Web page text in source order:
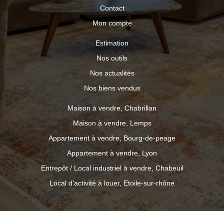
Contact
Mon compte
Estimation
Nos outils
Nos actualités
Nos biens vendus
Maison à vendre, Chabrillan
Maison à vendre, Lemps
Appartement à vendre, Bourg-de-peage
Appartement à vendre, Lyon
Entrepôt / Local industriel à vendre, Chabeuil
Local d'activité à louer, Etoile-sur-rhône